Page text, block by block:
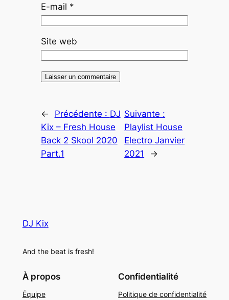
E-mail *
Site web
← Précédente : DJ
Kix – Fresh House
Back 2 Skool 2020
Part.1
Suivante :
Playlist House
Electro Janvier
2021
→
DJ Kix
And the beat is fresh!
À propos
Équipe
Confidentialité
Politique de confidentialité